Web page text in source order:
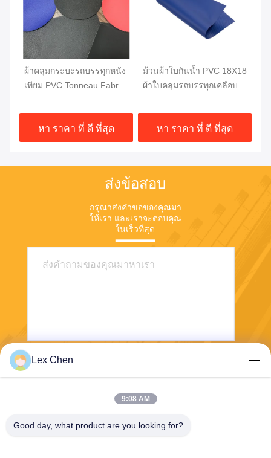
ผ้าคลุมกระบะรถบรรทุกหนัง
เทียม PVC Tonneau Fabric
1000DX1000D 20X20
750Gหา ราคา ที่ ดี ที่สุด
ม้วนผ้าใบกันน้ำ PVC 18X18
ผ้าใบคลุมรถบรรทุกเคลือบ
610GSM
หา ราคา ที่ ดี ที่สุด
ส่งข้อสอบ
กรุณาส่งคําขอของคุณมา
ให้เรา และเราจะตอบคุณ
ในเร็วที่สุด
Lex Chen
9:08 AM
Good day, what product are you looking for?